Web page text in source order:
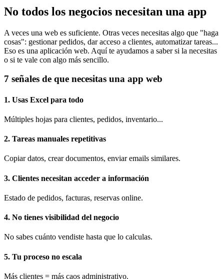
No todos los negocios necesitan una app
A veces una web es suficiente. Otras veces necesitas algo que "haga
cosas": gestionar pedidos, dar acceso a clientes, automatizar tareas...
Eso es una aplicación web. Aquí te ayudamos a saber si la necesitas
o si te vale con algo más sencillo.
7 señales de que necesitas una app web
1. Usas Excel para todo
Múltiples hojas para clientes, pedidos, inventario...
2. Tareas manuales repetitivas
Copiar datos, crear documentos, enviar emails similares.
3. Clientes necesitan acceder a información
Estado de pedidos, facturas, reservas online.
4. No tienes visibilidad del negocio
No sabes cuánto vendiste hasta que lo calculas.
5. Tu proceso no escala
Más clientes = más caos administrativo.